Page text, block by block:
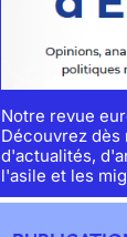
Notre revue
Découvrez dès
d'actualités,
l'asile et les